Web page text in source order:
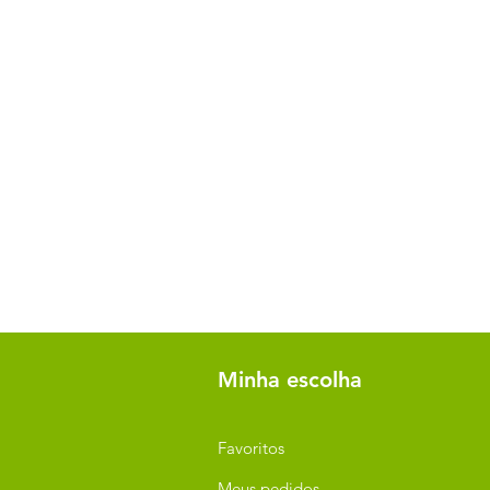
Minha escolha
Favoritos